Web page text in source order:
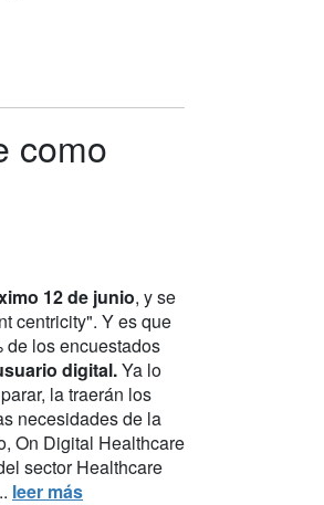
como
12 de junio, y se
centricity". Y es que
de los encuestados
digital.Ya lo
la traerán los
necesidades de la
On Digital Healthcare
sector Healthcare
leer más